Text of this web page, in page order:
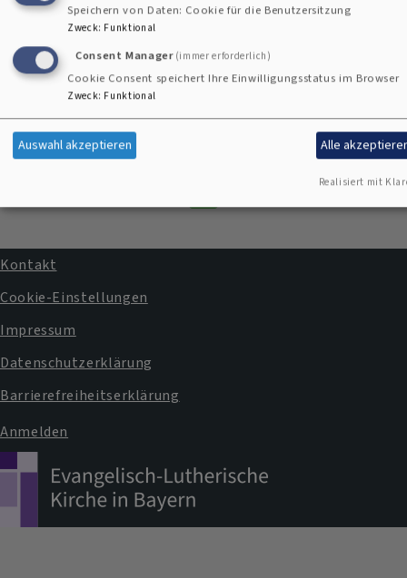
Prößdorf
Weitere Informationen unter:www.eltonjohn.de
Kontaktformular
Fußbereichsmenü
Kontakt
Cookie-Einstellungen
Impressum
Datenschutzerklärung
Barrierefreiheitserklärung
Benutzermenü
Anmelden
Speichern von Daten: Cookie für die Benutzersitzung
Zweck: Funktional
Consent Manager (immer erforderlich)
Cookie Consent speichert Ihre Einwilligungsstatus im Browser
Zweck: Funktional
Auswahl akzeptieren Alle
Realisiert mit